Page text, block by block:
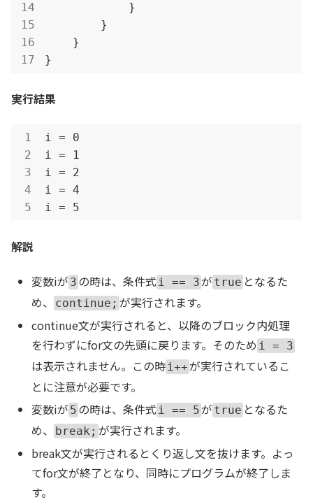
            }
        }
    }
}
実行結果
i = 0
i = 1
i = 2
i = 4
i = 5
解説
変数iが3 の時は、条件式i == 3がtrue となるた
め、continue; が実行されます。
continue文が実行されると、以降のブロック内処理
を行わずにfor文の先頭に戻ります。そのためi = 3
は表示されません。この時i++が実行されているこ
とに注意が必要です。
変数iが5 の時は、条件式 i == 5がtrue となるた
め、break; が実行されます。
break文が実行されるとくり返し文を抜けます。よっ
てfor文が終了となり、同時にプログラムが終了しま
す。